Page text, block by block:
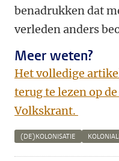
benadrukken dat
verleden anders
Meer weten?
Het volledige
terug te lezen op
Volkskrant.
(DE)KOLONISATIE